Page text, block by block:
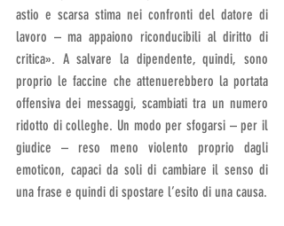
astio e scarsa stima nei confronti del datore di
lavoro – ma appaiono riconducibili al diritto di
critica». A salvare la dipendente, quindi, sono
proprio le faccine che attenuerebbero la portata
offensiva dei messaggi, scambiati tra un numero
ridotto di colleghe. Un modo per sfogarsi – per il
giudice – reso meno violento proprio dagli
emoticon, capaci da soli di cambiare il senso di